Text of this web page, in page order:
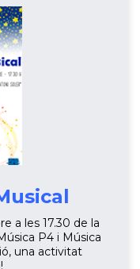
a les 17.30 de la
P4 i Música
una activitat